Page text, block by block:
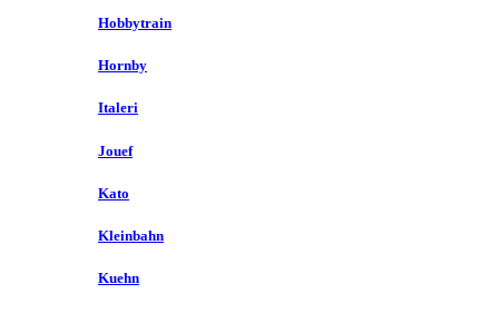
Hobbytrain
Hornby
Italeri
Jouef
Kato
Kleinbahn
Kuehn